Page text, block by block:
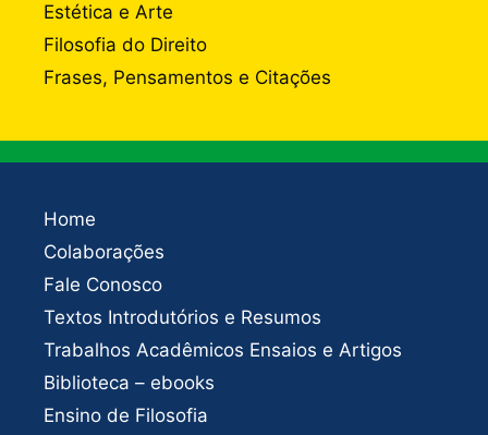
Estética e Arte
Filosofia do Direito
Frases, Pensamentos e Citações
Home
Colaborações
Fale Conosco
Textos Introdutórios e Resumos
Trabalhos Acadêmicos Ensaios e Artigos
Biblioteca – ebooks
Ensino de Filosofia